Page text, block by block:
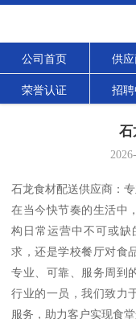
公司首页 供
荣誉认证 招
石
石龙食材配送供应商：
在当今快节奏的生活中
构日常运营中不可或
求，还是学校餐厅对食
专业、可靠、服务周到
行业的一员，我们致力
服务，助力客户实现食